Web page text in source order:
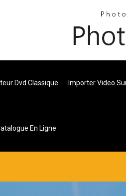
Dvd Classique Importer Video
En Ligne